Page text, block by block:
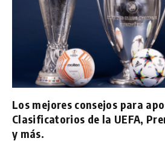
Los mejores consejos para
Clasificatorios de la UEFA,
y más.